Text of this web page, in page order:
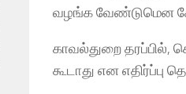
வழங்க வேண்டுமென
காவல்துறை தரப்பில்,
கூடாது என எதிர்ப்பு